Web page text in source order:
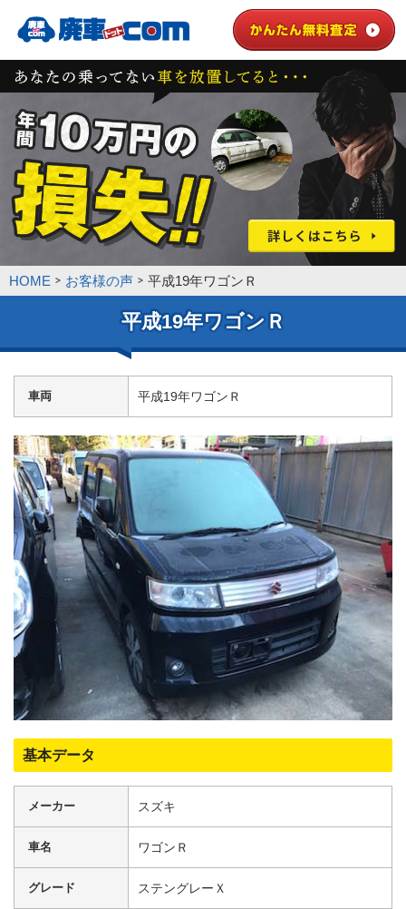
HOME お客様の声 平成19年ワゴンＲ
平成19年ワゴンＲ
車両 平成19年ワゴンＲ
基本データ
メーカー スズキ
車名 ワゴンＲ
グレード ステングレーＸ